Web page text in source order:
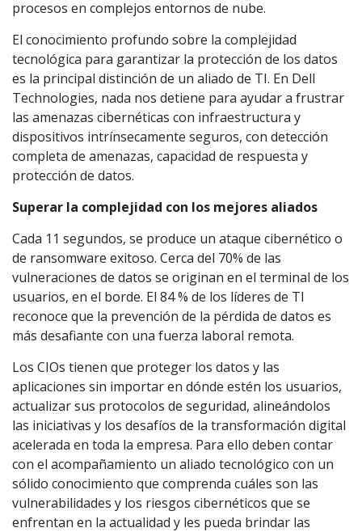
procesos en complejos entornos de nube.
El conocimiento profundo sobre la complejidad
tecnológica para garantizar la protección de los datos
es la principal distinción de un aliado de TI. En Dell
Technologies, nada nos detiene para ayudar a frustrar
las amenazas cibernéticas con infraestructura y
dispositivos intrínsecamente seguros, con detección
completa de amenazas, capacidad de respuesta y
protección de datos.
Superar la complejidad con los mejores aliados
Cada 11 segundos, se produce un ataque cibernético o
de ransomware exitoso. Cerca del 70% de las
vulneraciones de datos se originan en el terminal de los
usuarios, en el borde. El 84 % de los líderes de TI
reconoce que la prevención de la pérdida de datos es
más desafiante con una fuerza laboral remota.
Los CIOs tienen que proteger los datos y las
aplicaciones sin importar en dónde estén los usuarios,
actualizar sus protocolos de seguridad, alineándolos
las iniciativas y los desafíos de la transformación digital
acelerada en toda la empresa. Para ello deben contar
con el acompañamiento un aliado tecnológico con un
sólido conocimiento que comprenda cuáles son las
vulnerabilidades y los riesgos cibernéticos que se
enfrentan en la actualidad y les pueda brindar las